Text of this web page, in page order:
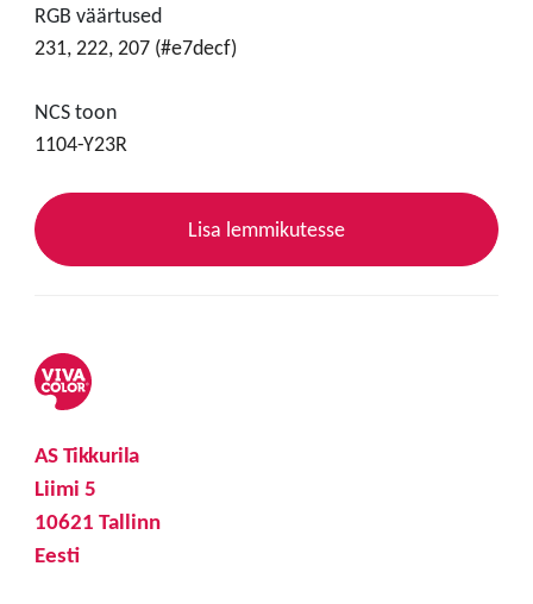
RGB väärtused
231, 222, 207 (#e7decf)
NCS toon
1104-Y23R
Lisa lemmikutesse
AS Tikkurila
Liimi 5
10621 Tallinn
Eesti